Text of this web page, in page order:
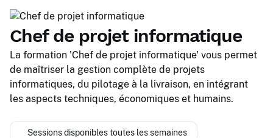
Chef de projet informatique
La formation 'Chef de projet informatique' vous permet
de maîtriser la gestion complète de projets
informatiques, du pilotage à la livraison, en intégrant
les aspects techniques, économiques et humains.
Sessions disponibles toutes les semaines